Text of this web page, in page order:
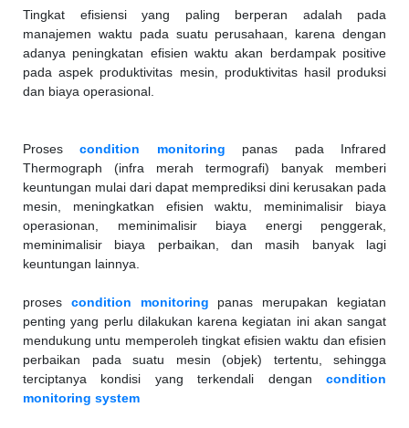
Tingkat efisiensi yang paling berperan adalah pada
manajemen waktu pada suatu perusahaan, karena dengan
adanya peningkatan efisien waktu akan berdampak positive
pada aspek produktivitas mesin, produktivitas hasil produksi
dan biaya operasional.
Prosescondition monitoring panas pada Infrared
Thermograph (infra merah termografi) banyak memberi
keuntungan mulai dari dapat memprediksi dini kerusakan pada
mesin, meningkatkan efisien waktu, meminimalisir biaya
operasionan, meminimalisir biaya energi penggerak,
meminimalisir biaya perbaikan, dan masih banyak lagi
keuntungan lainnya.
proses condition monitoring panas merupakan kegiatan
penting yang perlu dilakukan karena kegiatan ini akan sangat
mendukung untu memperoleh tingkat efisien waktu dan efisien
perbaikan pada suatu mesin (objek) tertentu, sehingga
terciptanya kondisi yang terkendali dengan condition
monitoring system